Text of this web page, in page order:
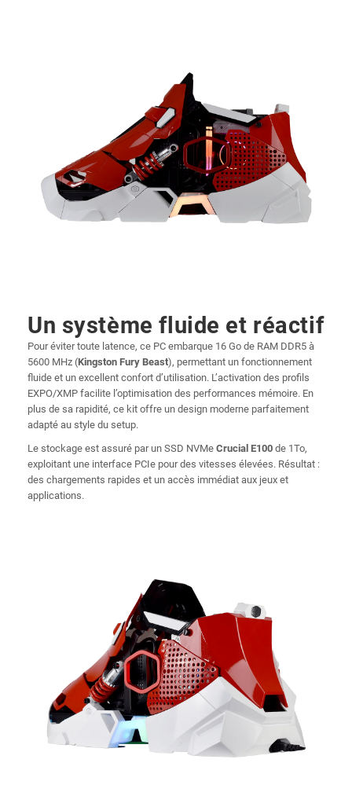
Un système fluide et réactif
Pour éviter toute latence, ce PC embarque 16 Go de RAM DDR5 à
5600 MHz (Kingston Fury Beast), permettant un fonctionnement
fluide et un excellent confort d’utilisation. L’activation des profils
EXPO/XMP facilite l’optimisation des performances mémoire. En
plus de sa rapidité, ce kit offre un design moderne parfaitement
adapté au style du setup.
Le stockage est assuré par un SSD NVMe Crucial E100 de 1To,
exploitant une interface PCIe pour des vitesses élevées. Résultat :
des chargements rapides et un accès immédiat aux jeux et
applications.